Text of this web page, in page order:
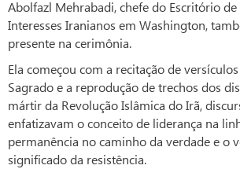
Abolfazl Mehrabadi, chefe do Escritório de
Interesses Iranianos em Washington,
presente na cerimônia.
Ela começou com a recitação de
Sagrado e a reprodução de trechos dos
mártir da Revolução Islâmica do Irã,
enfatizavam o conceito de liderança na
permanência no caminho da verdade e o
significado da resistência.